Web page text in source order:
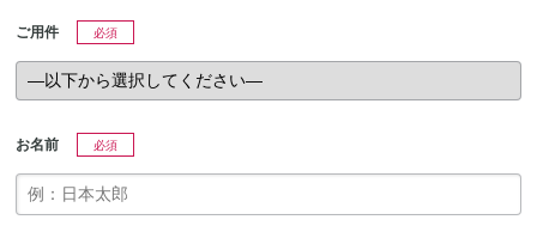
ご用件 必須
お名前 必須